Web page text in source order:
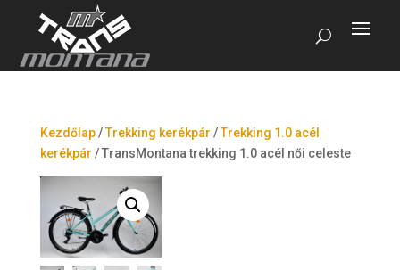
Kezdőlap/Trekking kerékpár /Trekking 1.0 acél
kerékpár /TransMontana trekking 1.0 acél női celeste